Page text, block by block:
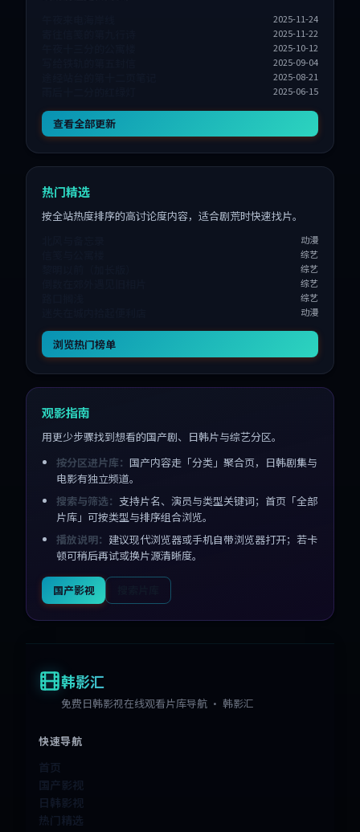
2025-11-24
2025-11-22
2025-10-12
2025-09-04
2025-08-21
2025-06-15
查看全部更新
热门精选
按全站热度排序的高讨论度内容，适合剧荒时快速找片。
动漫
综艺
综艺
综艺
综艺
动漫
浏览热门榜单
观影指南
用更少步骤找到想看的国产剧、日韩片与综艺分区。
按分区进片库： 国产内容走「分类」聚合页，日韩剧集与
电影有独立频道。
搜索与筛选： 支持片名、演员与类型关键词；首页「全部
片库」可按类型与排序组合浏览。
播放说明： 建议现代浏览器或手机自带浏览器打开；若卡
顿可稍后再试或换片源清晰度。
国产影视
韩影汇
免费日韩影视在线观看片库导航 · 韩影汇
快速导航
首页
国产影视
日韩影视
热门精选